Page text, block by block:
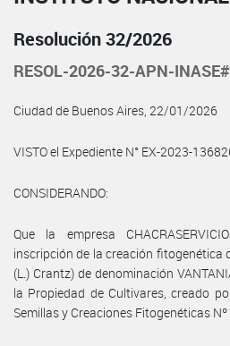
Resolución 32/2026
RESOL-2026-32-APN-
Ciudad de Buenos Aires, 22/01/2026
VISTO el Expediente N° EX-2023-
CONSIDERANDO:
Que la empresa
inscripción de la creación fitogenética
(L.) Crantz) de denominación
la Propiedad de Cultivares, creado
Semillas y Creaciones Fitogenéticas Nº